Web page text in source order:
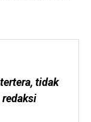
tidak